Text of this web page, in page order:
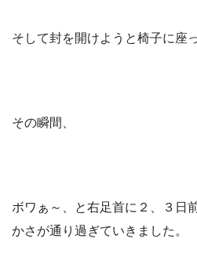
そして封を開けようと椅子に座
その瞬間、
ボワぁ～、と右足首に２、３日
かさが通り過ぎていきました。